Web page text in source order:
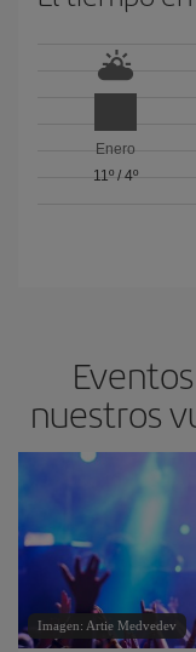
Enero
11º/ 4º
nuestros
Imagen: Artie Medvedev